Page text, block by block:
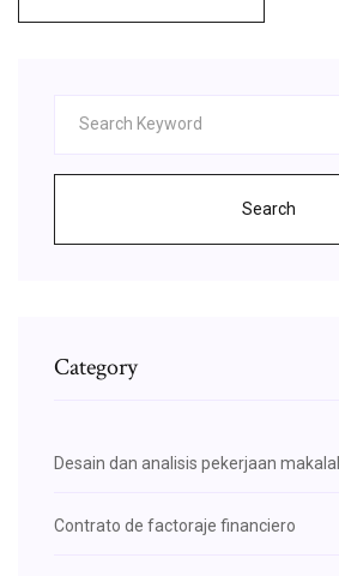
Search
Category
Desain dan analisis pekerjaan
Contrato de factoraje financiero